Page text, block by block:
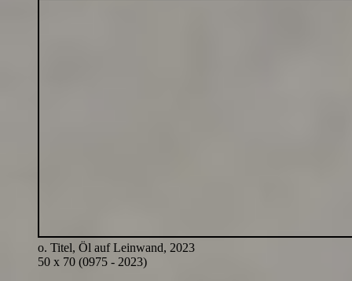
o. Titel, Öl auf Leinwand, 2023
50 x 70 (0975 - 2023)